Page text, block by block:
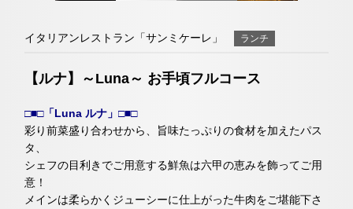
イタリアンレストラン「サンミケーレ」 ランチ
【ルナ】～Luna～ お手頃フルコース
□■□「Luna ルナ」□■□
彩り前菜盛り合わせから、旨味たっぷりの食材を加えたパス
タ、
シェフの目利きでご用意する鮮魚は六甲の恵みを飾ってご用
意！
メインは柔らかくジューシーに仕上がった牛肉をご堪能下さ
エリア別ホテル一覧